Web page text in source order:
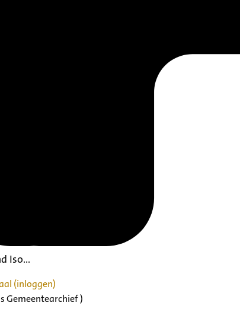
Iso...
(inloggen)
Gemeentearchief )